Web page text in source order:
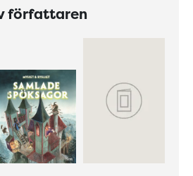
författaren